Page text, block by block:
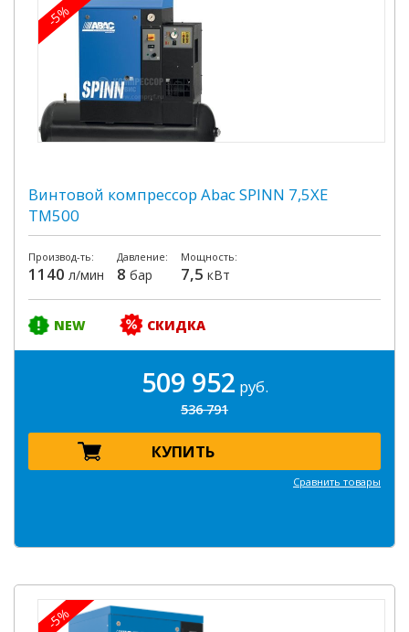
-5%
Винтовой компрессор Abac SPINN 7,5XE
TM500
Производ-ть:
1140 л/мин
Давление:
8 бар
Мощность:
7,5 кВт
NEW СКИДКА
509 952 руб.
536 791
КУПИТЬ
Сравнить товары
-5%